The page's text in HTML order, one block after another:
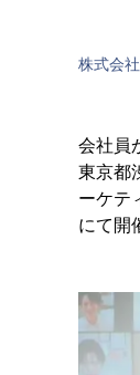
株式会
会社員
東京都
ーケテ
にて開